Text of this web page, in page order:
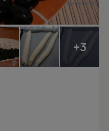
+3